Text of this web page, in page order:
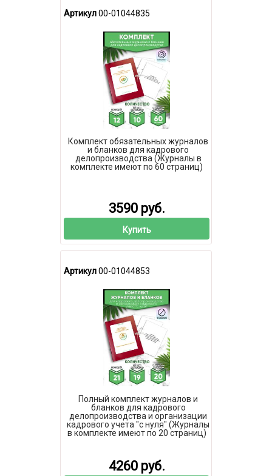
Артикул00-01044835
Комплект обязательных журналов
и бланков для кадрового
делопроизводства (Журналы в
комплекте имеют по 60 страниц)
3590 руб.
Купить
Артикул00-01044853
Полный комплект журналов и
бланков для кадрового
делопроизводства и организации
кадрового учета "с нуля" (Журналы
в комплекте имеют по 20 страниц)
4260 руб.